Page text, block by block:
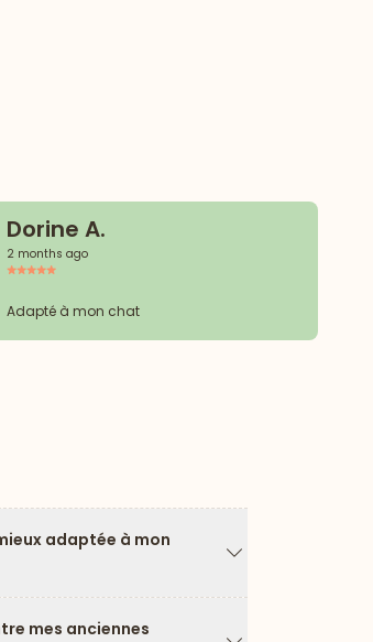
Dorine A.
2 months ago
Adapté à mon chat
adaptée à mon
mes anciennes